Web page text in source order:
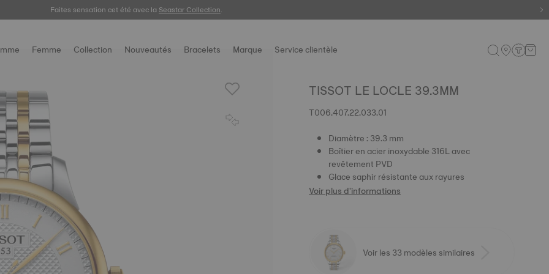
Faites sensation cet été avec la Seastar Collection.
C’est l’heure de la course ! Achetez notre collection cycliste
Femme Collection Nouveautés Bracelets Marque Service clientèle
TISSOT LE LOCLE 39.3MM
T006.407.22.033.01
Diamètre : 39.3 mm
Boîtier en acier inoxydable 316L avec
revêtement PVD
Glace saphir résistante aux rayures
Voir plus d'informations
Voir les 33 modèles similaires